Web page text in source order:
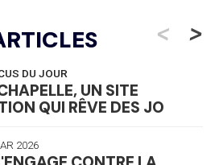
<
DU JOUR
UN SITE
QUI RÊVE DES JO
2026
>